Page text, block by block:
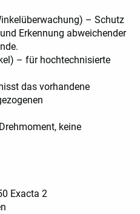
– Schutz
Erkennung abweichender
– für hochtechnisierte
das vorhandene
keine
Exacta 2